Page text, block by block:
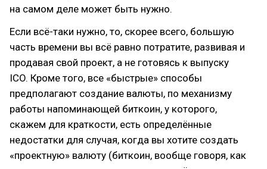
на самом деле может быть нужно.
Если всё-таки нужно, то, скорее всего, большую
часть времени вы всё равно потратите, развивая и
продавая свой проект, а не готовясь к выпуску
ICO. Кроме того, все «быстрые» способы
предполагают создание валюты, по механизму
работы напоминающей биткоин, у которого,
скажем для краткости, есть определённые
недостатки для случая, когда вы хотите создать
«проектную» валюту (биткоин, вообще говоря, как